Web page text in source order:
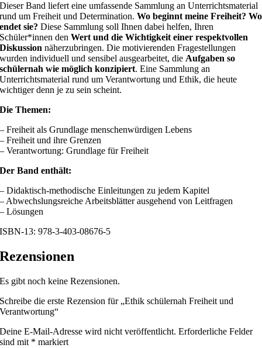
Dieser Band liefert eine umfassende Sammlung an Unterrichtsmaterial
rund um Freiheit und Determination.Wo beginnt meine Freiheit? Wo
endet sie? Diese Sammlung soll Ihnen dabei helfen, Ihren
Schüler*innen denWert und die Wichtigkeit einer respektvollen
Diskussion näherzubringen. Die motivierenden Fragestellungen
wurden individuell und sensibel ausgearbeitet, dieAufgaben so
schülernah wie möglich konzipiert. Eine Sammlung an
Unterrichtsmaterial rund um Verantwortung und Ethik, die heute
wichtiger denn je zu sein scheint.
Die Themen:
– Freiheit als Grundlage menschenwürdigen Lebens
– Freiheit und ihre Grenzen
– Verantwortung: Grundlage für Freiheit
Der Band enthält:
– Didaktisch-methodische Einleitungen zu jedem Kapitel
– Abwechslungsreiche Arbeitsblätter ausgehend von Leitfragen
– Lösungen
ISBN-13: 978-3-403-08676-5
Rezensionen
Es gibt noch keine Rezensionen.
Schreibe die erste Rezension für „Ethik schülernah Freiheit und
Verantwortung“
Deine E-Mail-Adresse wird nicht veröffentlicht. Erforderliche Felder
sind mit * markiert